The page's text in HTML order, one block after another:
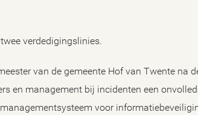
verdedigingslinies.
van de gemeente Hof van Twente na
en management bij incidenten een
voor